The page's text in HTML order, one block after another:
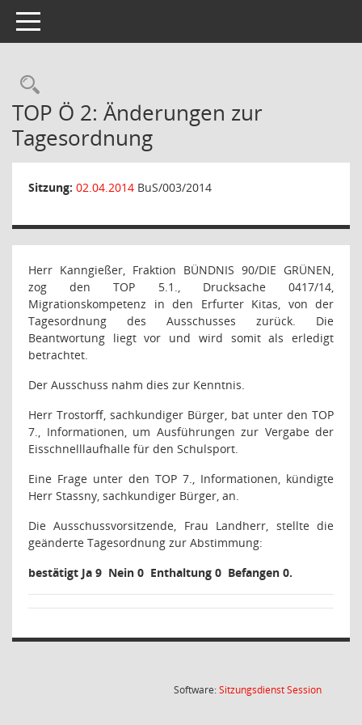
Toggle navigation
Rechercheauswahl
TOP Ö 2: Änderungen zur
Tagesordnung
Sitzung: 02.04.2014 BuS/003/2014
Herr Kanngießer, Fraktion BÜNDNIS 90/DIE GRÜNEN,
zog den TOP 5.1., Drucksache 0417/14,
Migrationskompetenz in den Erfurter Kitas, von der
Tagesordnung des Ausschusses zurück. Die
Beantwortung liegt vor und wird somit als erledigt
betrachtet.
Der Ausschuss nahm dies zur Kenntnis.
Herr Trostorff, sachkundiger Bürger, bat unter den TOP
7., Informationen, um Ausführungen zur Vergabe der
Eisschnelllaufhalle für den Schulsport.
Eine Frage unter den TOP 7., Informationen, kündigte
Herr Stassny, sachkundiger Bürger, an.
Die Ausschussvorsitzende, Frau Landherr, stellte die
geänderte Tagesordnung zur Abstimmung:
bestätigt Ja 9 Nein 0 Enthaltung 0 Befangen 0.
Software:SitzungsdienstSession(Wird in